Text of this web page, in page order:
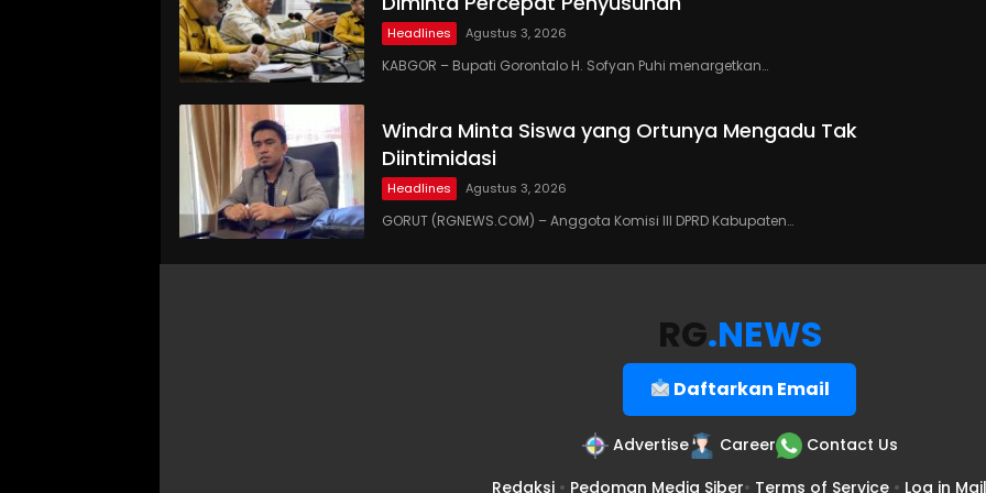
Headlines Agustus 3, 2026
KABGOR – Bupati Gorontalo H. Sofyan Puhi menargetkan…
Windra Minta Siswa yang Ortunya Mengadu Tak
Diintimidasi
Headlines Agustus 3, 2026
GORUT (RGNEWS.COM) – Anggota Komisi III DPRD Kabupaten…
RG.NEWS
Daftarkan Email
Advertise Career
Contact Us
Redaksi • Pedoman Media Siber• Terms of Service • Log in Mail